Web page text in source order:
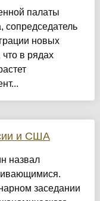
палаты
сопредседатель
новых
в рядах
и США
назвал
заседании